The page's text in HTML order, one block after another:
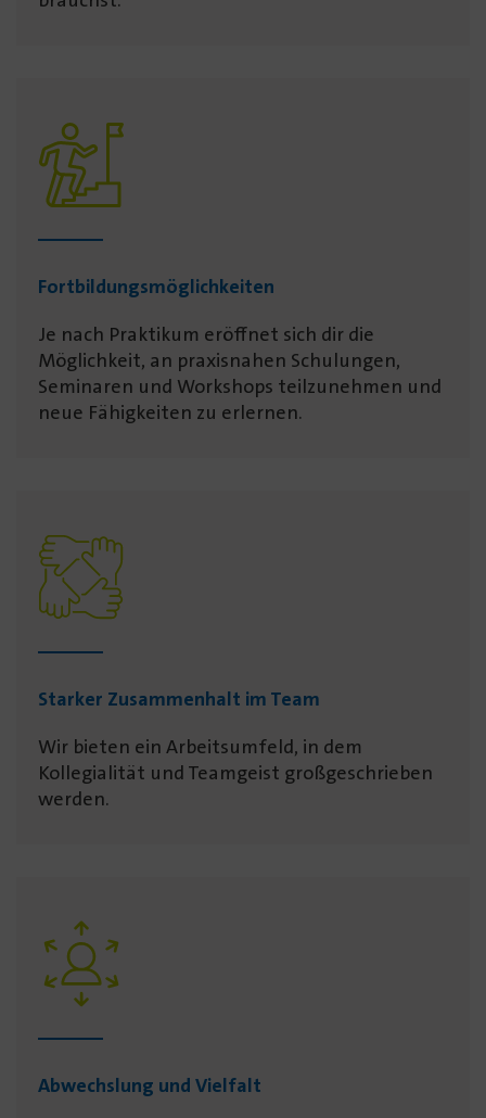
Fortbildungs­möglich­keiten
Je nach Praktikum eröffnet sich dir die
Möglichkeit, an praxisnahen Schulungen,
Seminaren und Workshops teilzunehmen und
neue Fähigkeiten zu erlernen.
Starker Zusammen­halt im Team
Wir bieten ein Arbeitsumfeld, in dem
Kollegialität und Teamgeist großgeschrieben
werden.
Abwechslung und Vielfalt